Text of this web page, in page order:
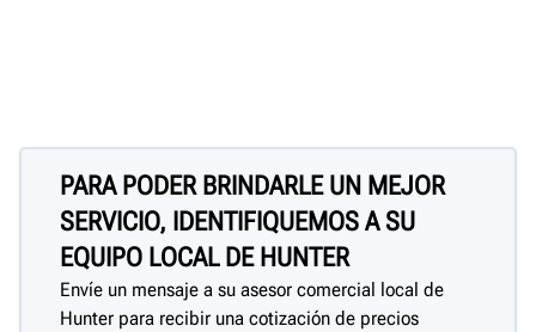
PARA PODER BRINDARLE UN MEJOR
SERVICIO, IDENTIFIQUEMOS A SU
EQUIPO LOCAL DE HUNTER
Envíe un mensaje a su asesor comercial local de
Hunter para recibir una cotización de precios